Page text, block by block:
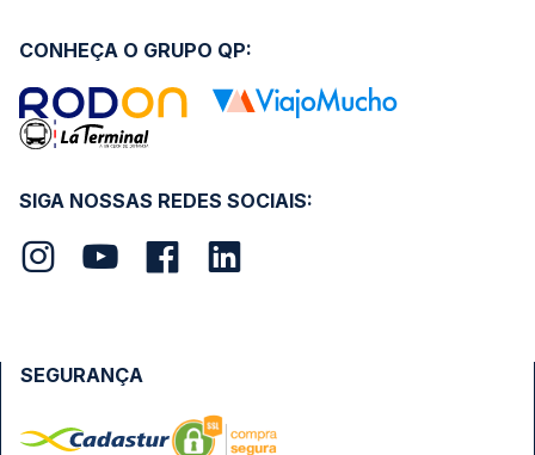
SIGA NOSSAS REDES SOCIAIS:
CONHEÇA O GRUPO QP:
SEGURANÇA